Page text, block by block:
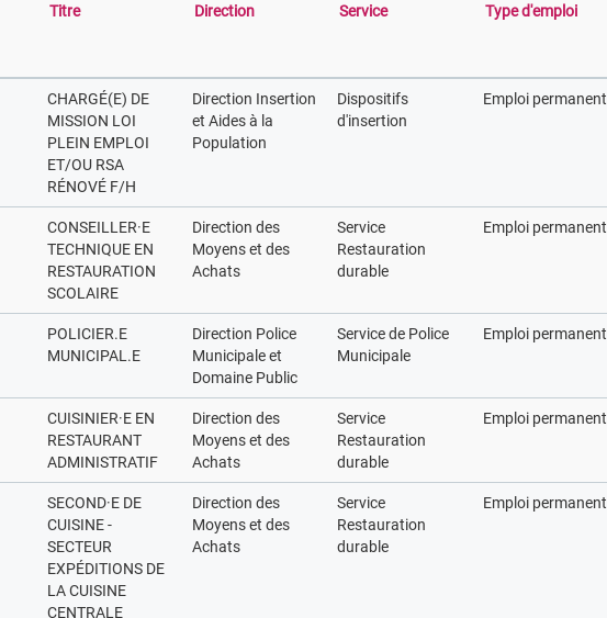
Titre Direction Service Type d'emploi
CHARGÉ(E) DE
MISSION LOI
PLEIN EMPLOI
ET/OU RSA
RÉNOVÉ F/H
Direction Insertion
et Aides à la
Population
Dispositifs
d'insertion
Emploi permanent
CONSEILLER·E
TECHNIQUE EN
RESTAURATION
SCOLAIRE
Direction des
Moyens et des
Achats
Service
Restauration
durable
Emploi permanent
POLICIER.E
MUNICIPAL.E
Direction Police
Municipale et
Domaine Public
Service de Police
Municipale
Emploi permanent
CUISINIER·E EN
RESTAURANT
ADMINISTRATIF
Direction des
Moyens et des
Achats
Service
Restauration
durable
Emploi permanent
SECOND·E DE
CUISINE -
SECTEUR
EXPÉDITIONS DE
LA CUISINE
CENTRALE
Direction des
Moyens et des
Achats
Service
Restauration
durable
Emploi permanent